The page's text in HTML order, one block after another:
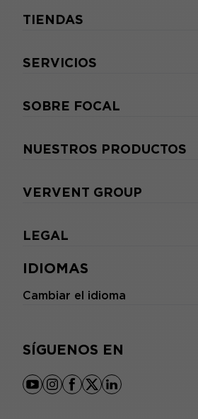
IDIOMAS
Cambiar el idioma
SÍGUENOS EN
youtube
instagram
facebook
x linkedin
TIENDAS
SERVICIOS
SOBRE FOCAL
NUESTROS PRODUCTOS
VERVENT GROUP
LEGAL